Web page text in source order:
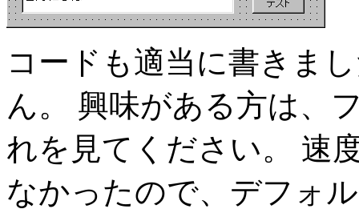
コードも適当に書きま
ん。 興味がある方は、
れを見てください。 速
なかったので、デフォ